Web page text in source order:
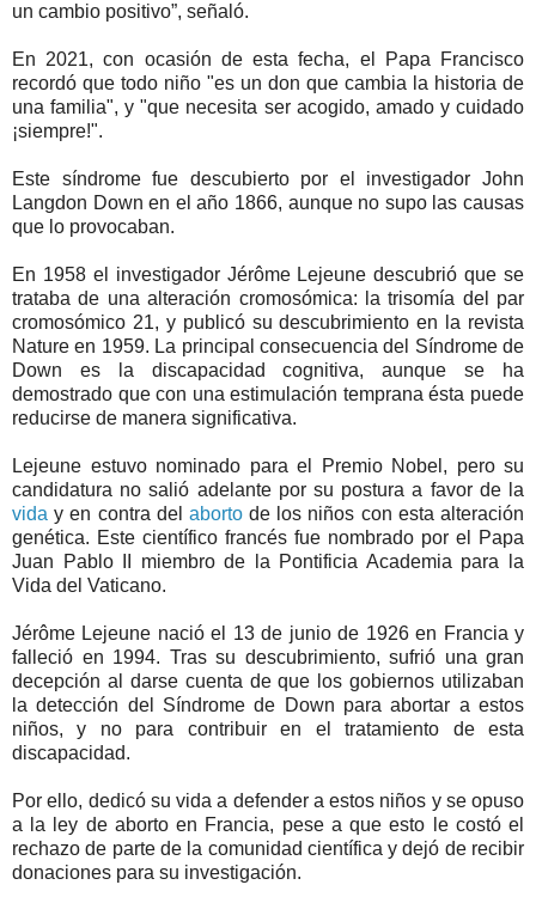
un cambio positivo”, señaló.
En 2021, con ocasión de esta fecha, el Papa Francisco
recordó que todo niño "es un don que cambia la historia de
una familia", y "que necesita ser acogido, amado y cuidado
¡siempre!".
Este síndrome fue descubierto por el investigador John
Langdon Down en el año 1866, aunque no supo las causas
que lo provocaban.
En 1958 el investigador Jérôme Lejeune descubrió que se
trataba de una alteración cromosómica: la trisomía del par
cromosómico 21, y publicó su descubrimiento en la revista
Nature en 1959. La principal consecuencia del Síndrome de
Down es la discapacidad cognitiva, aunque se ha
demostrado que con una estimulación temprana ésta puede
reducirse de manera significativa.
Lejeune estuvo nominado para el Premio Nobel, pero su
candidatura no salió adelante por su postura a favor de la
vida y en contra del abortode los niños con esta alteración
genética. Este científico francés fue nombrado por el Papa
Juan Pablo II miembro de la Pontificia Academia para la
Vida del Vaticano.
Jérôme Lejeune nació el 13 de junio de 1926 en Francia y
falleció en 1994. Tras su descubrimiento, sufrió una gran
decepción al darse cuenta de que los gobiernos utilizaban
la detección del Síndrome de Down para abortar a estos
niños, y no para contribuir en el tratamiento de esta
discapacidad.
Por ello, dedicó su vida a defender a estos niños y se opuso
a la ley de aborto en Francia, pese a que esto le costó el
rechazo de parte de la comunidad científica y dejó de recibir
donaciones para su investigación.